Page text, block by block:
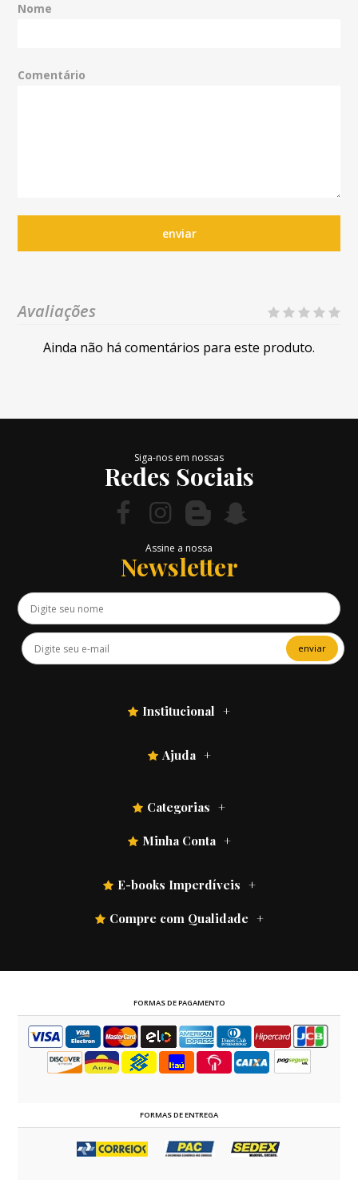
Nome
Comentário
enviar
Avaliações
Ainda não há comentários para este produto.
Siga-nos em nossas
Redes Sociais
Assine a nossa
Newsletter
enviar
Institucional
Ajuda
Categorias
Minha Conta
E-books Imperdíveis
Compre com Qualidade
FORMAS DE PAGAMENTO
FORMAS DE ENTREGA